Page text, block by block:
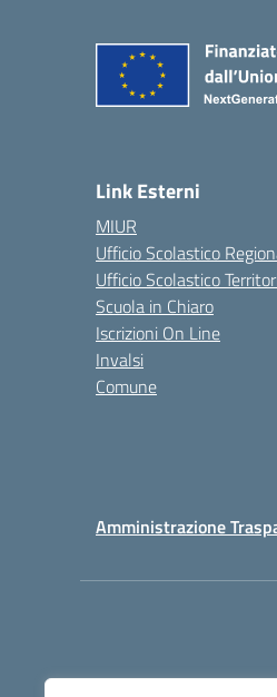
Link Esterni
MIUR
Ufficio Scolastico
Ufficio Scolastico
Scuola in Chiaro
Iscrizioni On Line
Invalsi
Comune
Amministrazione